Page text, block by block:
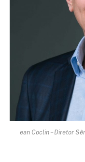
ean Coclin – Diretor